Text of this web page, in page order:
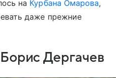
на Курбана Омарова,
даже прежние
Дергачев